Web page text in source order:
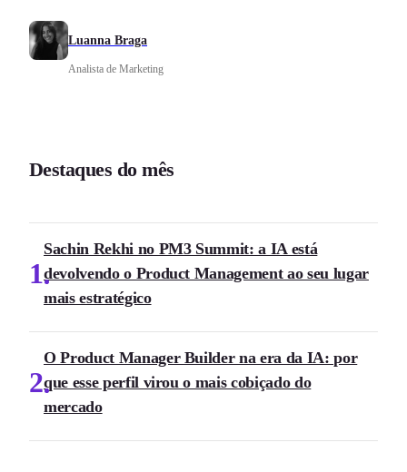
Luanna Braga
Analista de Marketing
Destaques do mês
1
Sachin Rekhi no PM3 Summit: a IA está
devolvendo o Product Management ao seu lugar
mais estratégico
2
O Product Manager Builder na era da IA: por
que esse perfil virou o mais cobiçado do
mercado